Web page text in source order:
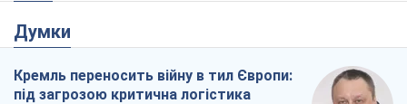
Думки
Кремль переносить війну в тил Європи:
під загрозою критична логістика